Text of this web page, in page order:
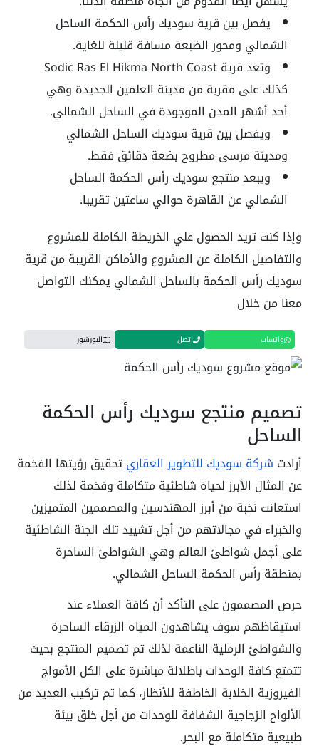
يفصل بين قرية سوديك رأس الحكمة الساحل
الشمالي ومحور الضبعة مسافة قليلة للغاية.
وتعد قرية Sodic Ras El Hikma North Coast
كذلك على مقربة من مدينة العلمين الجديدة وهي
أحد أشهر المدن الموجودة في الساحل الشمالي.
ويفصل بين قرية سوديك الساحل الشمالي
ومدينة مرسى مطروح بضعة دقائق فقط.
ويبعد منتجع سوديك رأس الحكمة الساحل
الشمالي عن القاهرة حوالي ساعتين تقريبا.
وإذا كنت تريد الحصول علي الخريطة الكاملة للمشروع
والتفاصيل الكاملة عن المشروع والأماكن القريبة من قرية
سوديك رأس الحكمة بالساحل الشمالي يمكنك التواصل
معنا من خلال
واتساب اتصل البورشور
تصميم منتجع سوديك رأس الحكمة
الساحل
أرادت شركة سوديك للتطوير العقاريتحقيق رؤيتها الفخمة
عن المثال الأبرز لحياة شاطئية متكاملة وفخمة لذلك
استعانت نخبة من أبرز المهندسين والمصممين المتميزين
والخبراء في مجالاتهم من أجل تشييد تلك الجنة الشاطئية
على أجمل شواطئ العالم وهي الشواطئ الساحرة
بمنطقة رأس الحكمة الساحل الشمالي.
حرص المصممون على التأكد أن كافة العملاء عند
استيقاظهم سوف يشاهدون المياه الزرقاء الساحرة
والشواطئ الرملية الناعمة لذلك تم تصميم المنتجع بحيث
تتمتع كافة الوحدات باطلالة مباشرة على الكل الأمواج
الفيروزية الخلابة الخاطفة للأنظار، كما تم تركيب العديد من
الألواح الزجاجية الشفافة للوحدات من أجل خلق بيئة
طبيعية متكاملة مع البحر.